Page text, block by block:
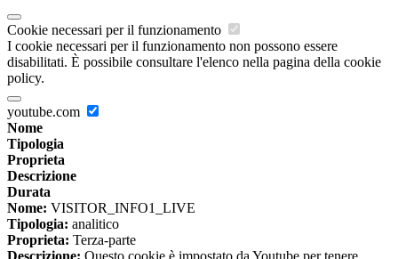
Cookie necessari per il funzionamento
I cookie necessari per il funzionamento non possono essere
disabilitati. È possibile consultare l'elenco nella pagina della cookie
policy.
youtube.com
Nome
Tipologia
Proprieta
Descrizione
Durata
Nome: VISITOR_INFO1_LIVE
Tipologia: analitico
Proprieta: Terza-parte
Descrizione: Questo cookie è impostato da Youtube per tenere